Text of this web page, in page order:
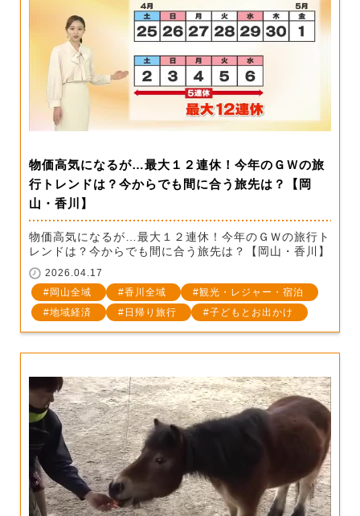
物価高気になるが…最大１２連休！今年のＧＷの旅
行トレンドは？今からでも間に合う旅先は？【岡
山・香川】
物価高気になるが…最大１２連休！今年のＧＷの旅行ト
レンドは？今からでも間に合う旅先は？【岡山・香川】
2026.04.17
岡山全域
香川全域
観光・レジャー・宿泊
地域経済
日帰り旅行 子どもとお出かけ